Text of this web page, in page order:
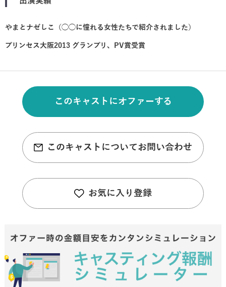
やまとナゼしこ（◯◯に憧れる女性たちで紹介されました）
プリンセス大阪2013 グランプリ、PV賞受賞
このキャストにオファーする
このキャストについてお問い合わせ
お気に入り登録